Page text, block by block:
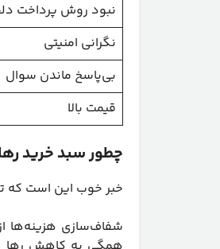
نبود روش پرداخت
نگرانی امنیتی
بی‌پاسخ ماندن سوال
قیمت بالا
چطور سبد خرید
خبر خوب این است که
شفاف‌سازی هزینه‌ها